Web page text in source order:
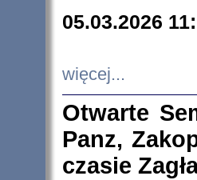
05.03.2026
więcej...
Otwarte
Panz,
czasie